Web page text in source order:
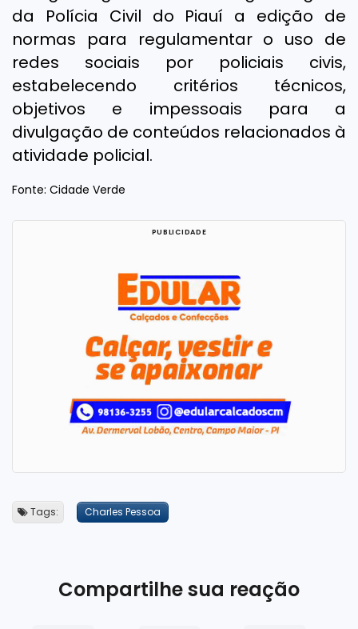
da Polícia Civil do Piauí a edição de
normas para regulamentar o uso de
redes sociais por policiais civis,
estabelecendo critérios técnicos,
objetivos e impessoais para a
divulgação de conteúdos relacionados à
atividade policial.
Fonte: Cidade Verde
Tags: Charles Pessoa
Compartilhe sua reação